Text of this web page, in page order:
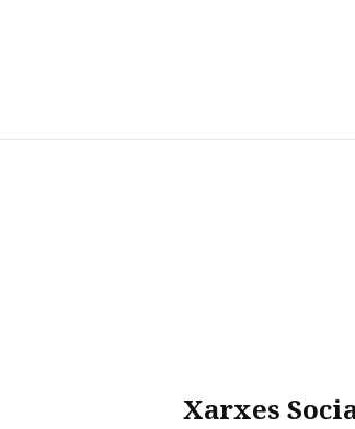
Xarxes